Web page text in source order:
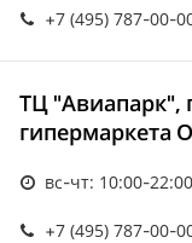
+7 (495) 787-00-
ТЦ "Авиапарк",
гипермаркета
вс-чт: 10:00-
+7 (495) 787-00-